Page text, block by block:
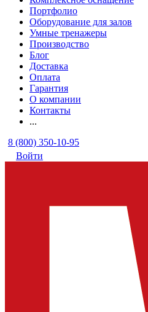
Портфолио
Оборудование для залов
Умные тренажеры
Производство
Блог
Доставка
Оплата
Гарантия
О компании
Контакты
...
8 (800) 350-10-95
Войти